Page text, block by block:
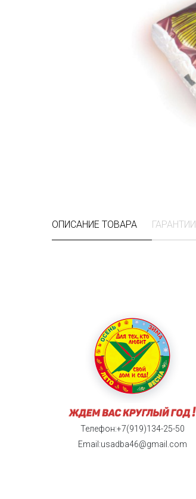
ОПИСАНИЕ ТОВАРА ГАРАНТИИ
Телефон:+7(919)134-25-50
Email:usadba46@gmail.com